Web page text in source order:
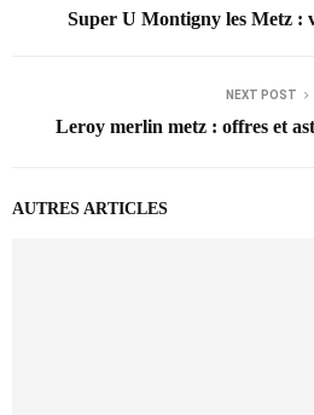
Super U Montigny les Metz :
NEXT POST
Leroy merlin metz : offres et
AUTRES ARTICLES